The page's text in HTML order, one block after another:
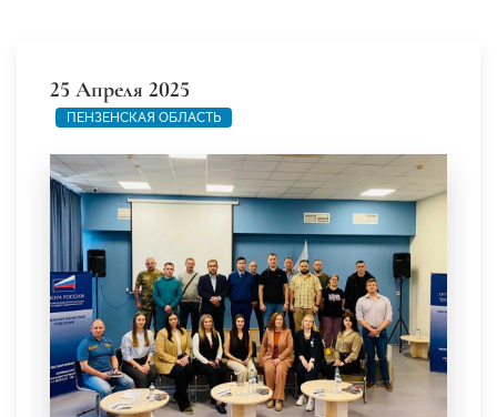
25 Апреля 2025
ПЕНЗЕНСКАЯ ОБЛАСТЬ